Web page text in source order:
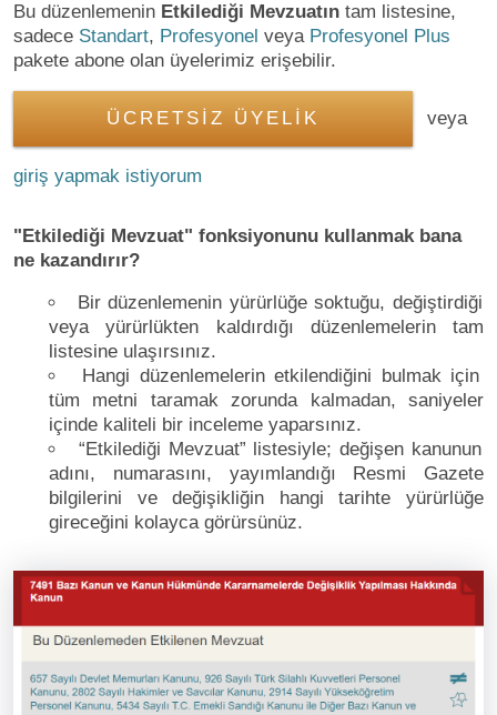
Bu düzenlemenin Etkilediği Mevzuatın tam listesine,
sadece Standart, Profesyonel veya Profesyonel Plus
pakete abone olan üyelerimiz erişebilir.
ÜCRETSİZ ÜYELİK veya
giriş yapmak istiyorum
"Etkilediği Mevzuat" fonksiyonunu kullanmak bana
ne kazandırır?
Bir düzenlemenin yürürlüğe soktuğu, değiştirdiği
veya yürürlükten kaldırdığı düzenlemelerin tam
listesine ulaşırsınız.
Hangi düzenlemelerin etkilendiğini bulmak için
tüm metni taramak zorunda kalmadan, saniyeler
içinde kaliteli bir inceleme yaparsınız.
“Etkilediği Mevzuat” listesiyle; değişen kanunun
adını, numarasını, yayımlandığı Resmi Gazete
bilgilerini ve değişikliğin hangi tarihte yürürlüğe
gireceğini kolayca görürsünüz.